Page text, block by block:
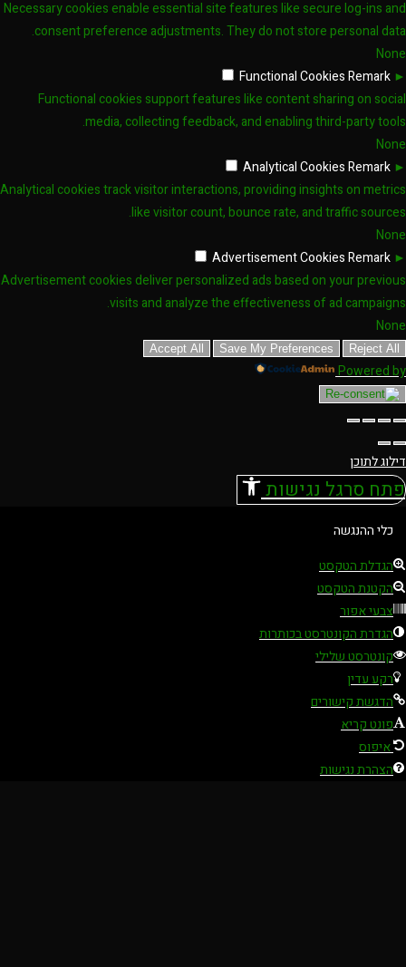
Necessary cookies enable essential site features like secure log-ins
consent preference adjustments. They do not store personal
Functional CookiesRemark
Functional cookies support features like content sharing on
media, collecting feedback, and enabling third-party
Analytical CookiesRemark
Analytical cookies track visitor interactions, providing insights on
like visitor count, bounce rate, and traffic
Advertisement CookiesRemark
Advertisement cookies deliver personalized ads based on your
visits and analyze the effectiveness of ad
Reject
Save My Preferences
Accept All
Powered
לתוכן
סרגל נגישות
כלי ההנגשה
הגדלת הטקסט
הקטנת הטקסט
צבעי אפור
הגדרת הקונטרסט בכותרות
קונטרסט שלילי
רקע עדין
הדגשת קישורים
פונט קריא
איפוס
הצהרת נגישות